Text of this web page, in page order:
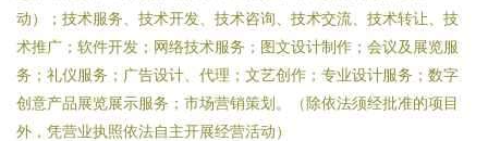
动）；技术服务、技术开发、技术咨询、技术交流、技术转让、技
术推广；软件开发；网络技术服务；图文设计制作；会议及展览服
务；礼仪服务；广告设计、代理；文艺创作；专业设计服务；数字
创意产品展览展示服务；市场营销策划。（除依法须经批准的项目
外，凭营业执照依法自主开展经营活动）